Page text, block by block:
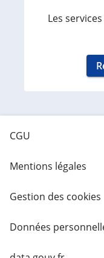
Les
CGU
Mentions légales
Gestion des cookies
Données